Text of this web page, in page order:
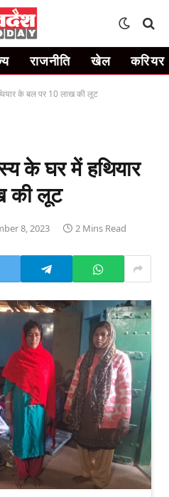
राजनीति खेल करियर
के बल पर 10 लाख की लूट
के घर में हथियार
की लूट
8, 2023 2 Mins Read